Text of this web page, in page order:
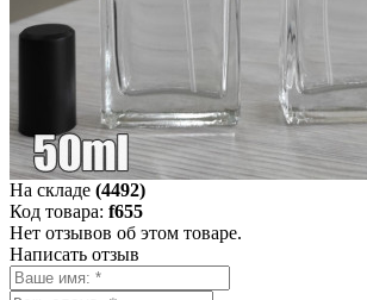
На складе (4492)
Код товара: f655
Нет отзывов об этом товаре.
Написать отзыв